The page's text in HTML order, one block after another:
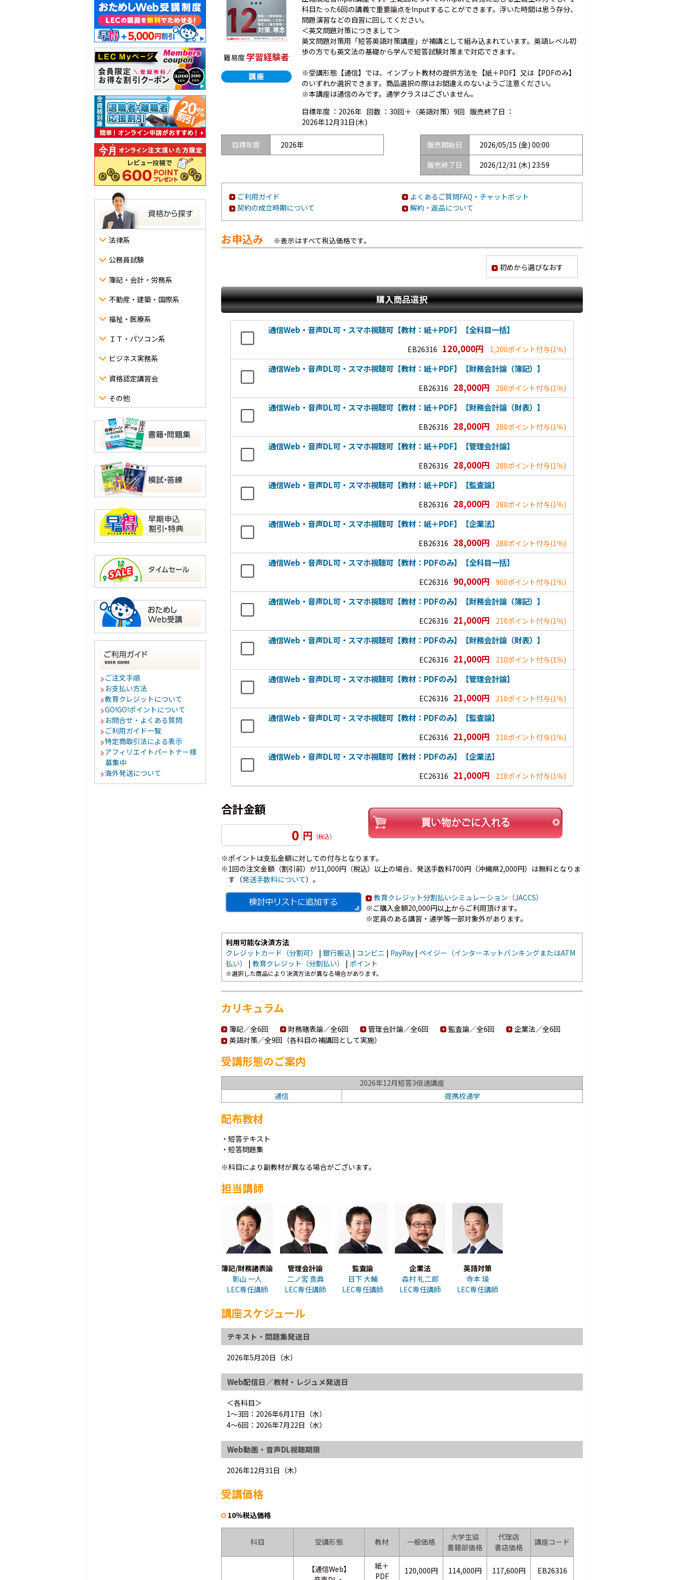
法律系
公務員試験
簿記・会計・労務系
不動産・建築・国際系
福祉・医療系
ＩＴ・パソコン系
ビジネス実務系
資格認定講習会
その他
ご注文手順
お支払い方法
教育クレジットについて
GO!GO!ポイントについて
お問合せ・よくある質問
ご利用ガイド一覧
特定商取引法による表示
アフィリエイトパートナー様
募集中
海外発送について
難易度学習経験者
科目たった6回の講義で重要論点をInputすることができます。浮いた時間は思う存分、
問題演習などの自習に回してください。
＜英文問題対策につきまして＞
英文問題対策用「短答英語対策講座」が補講として組み込まれています。英語レベル初
歩の方でも英文法の基礎から学んで短答試験対策まで対応できます。
※受講形態【通信】では、インプット教材の提供方法を【紙＋PDF】又は【PDFのみ】
のいずれか選択できます。商品選択の際はお間違えのないようご注意ください。
※本講座は通信のみです。通学クラスはございません。
目標年度 ： 2026年 回数 ： 30回＋（英語対策）9回 販売終了日 ：
2026年12月31日(木)
目標年度 2026年 販売開始日
2026/05/15 (金) 00:00
販売終了日
2026/12/31 (木) 23:59
ご利用ガイド
よくあるご質問FAQ・チャットボット
契約の成立時期について
解約・返品について
お申込み ※表示はすべて税込価格です。
初めから選びなおす
購入商品選択
通信Web・音声DL可・スマホ視聴可【教材：紙＋PDF】【全科目一括】
EB26316 120,000円 1,200ポイント付与(1％)
通信Web・音声DL可・スマホ視聴可【教材：紙＋PDF】【財務会計論（簿記）】
EB26316 28,000円 280ポイント付与(1％)
通信Web・音声DL可・スマホ視聴可【教材：紙＋PDF】【財務会計論（財表）】
EB26316 28,000円 280ポイント付与(1％)
通信Web・音声DL可・スマホ視聴可【教材：紙＋PDF】【管理会計論】
EB26316 28,000円 280ポイント付与(1％)
通信Web・音声DL可・スマホ視聴可【教材：紙＋PDF】【監査論】
EB26316 28,000円 280ポイント付与(1％)
通信Web・音声DL可・スマホ視聴可【教材：紙＋PDF】【企業法】
EB26316 28,000円 280ポイント付与(1％)
通信Web・音声DL可・スマホ視聴可【教材：PDFのみ】【全科目一括】
EC26316 90,000円 900ポイント付与(1％)
通信Web・音声DL可・スマホ視聴可【教材：PDFのみ】【財務会計論（簿記）】
EC26316 21,000円 210ポイント付与(1％)
通信Web・音声DL可・スマホ視聴可【教材：PDFのみ】【財務会計論（財表）】
EC26316 21,000円 210ポイント付与(1％)
通信Web・音声DL可・スマホ視聴可【教材：PDFのみ】【管理会計論】
EC26316 21,000円 210ポイント付与(1％)
通信Web・音声DL可・スマホ視聴可【教材：PDFのみ】【監査論】
EC26316 21,000円 210ポイント付与(1％)
通信Web・音声DL可・スマホ視聴可【教材：PDFのみ】【企業法】
EC26316 21,000円 210ポイント付与(1％)
合計金額
0 円 （税込）
※ポイントは支払金額に対しての付与となります。
※1回の注文金額（割引前）が11,000円（税込）以上の場合、発送手数料700円（沖縄県2,000円）は無料となりま
す（発送手数料について）。
教育クレジット分割払いシミュレーション（JACCS）
※ご購入金額20,000円以上からご利用頂けます。
※定員のある講習・通学等一部対象外があります。
利用可能な決済方法
クレジットカード（分割可）
| 銀行振込 | コンビニ | PayPay | ペイジー（インターネットバンキングまたはATM
払い）
| 教育クレジット（分割払い） | ポイント
※選択した商品により決済方法が異なる場合があります。
カリキュラム
簿記／全6回 財務賭表論／全6回 管理会計論／全6回 監査論／全6回
企業法／全6回
英語対策／全9回（各科目の補講回として実施）
受講形態のご案内
2026年12月短答3倍速講座
通信
提携校通学
配布教材
・短答テキスト
・短答問題集
※科目により副教材が異なる場合がございます。
担当講師
簿記/財務諸表論
影山 一人
LEC専任講師
管理会計論
二ノ宮 真典
LEC専任講師
監査論
日下 大輔
LEC専任講師
企業法
森村 礼二郎
LEC専任講師
英語対策
寺本 瑛
LEC専任講師
講座スケジュール
テキスト・問題集発送日
2026年5月20日（水）
Web配信日／教材・レジュメ発送日
＜各科目＞
1～3回：2026年6月17日（水）
4～6回：2026年7月22日（水）
Web動画・音声DL視聴期限
2026年12月31日（木）
受講価格
10％税込価格
科目 受講形態 教材 一般価格
大学生協
書籍部価格
代理店
書店価格
講座コード
【通信Web】
紙＋
PDF
120,000円 114,000円 117,600円 EB26316